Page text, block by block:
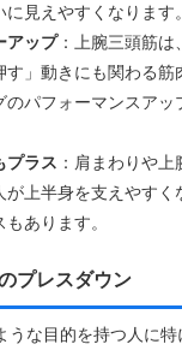
見えやすくなります。
アップ：上腕三頭筋は
す」動きにも関わる筋
のパフォーマンスアッ
プラス ：肩まわりや
が上半身を支えやすく
あります。
プレスダウン
な目的を持つ人に特